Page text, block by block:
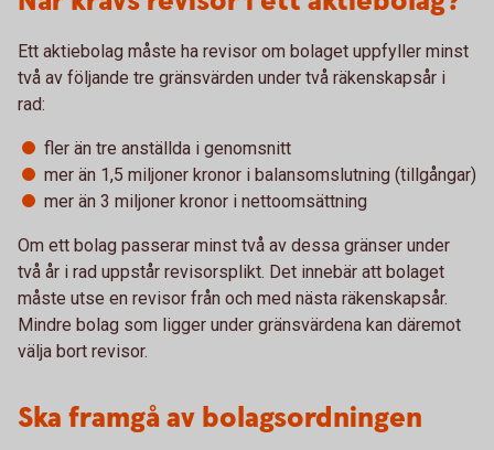
Ett aktiebolag måste ha revisor om bolaget uppfyller minst
två av följande tre gränsvärden under två räkenskapsår i
rad:
fler än tre anställda i genomsnitt
mer än 1,5 miljoner kronor i balansomslutning (tillgångar)
mer än 3 miljoner kronor i nettoomsättning
Om ett bolag passerar minst två av dessa gränser under
två år i rad uppstår revisorsplikt. Det innebär att bolaget
måste utse en revisor från och med nästa räkenskapsår.
Mindre bolag som ligger under gränsvärdena kan däremot
välja bort revisor.
Ska framgå av bolagsordningen